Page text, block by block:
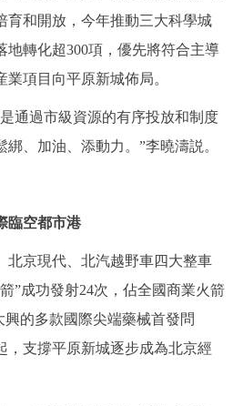
育和開放，今年推動三大科學城
地轉化超300項，優先將符合主導
項目向平原新城佈局。
過市級資源的有序投放和制度
、加油、添動力。”李曉濤説。
空都市港
京現代、北汽越野車四大整車
”成功發射24次，佔全國商業火箭
的多款國際尖端藥械首發問
支撐平原新城逐步成為北京經